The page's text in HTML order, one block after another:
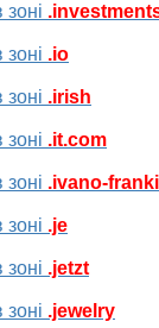
.io
.irish
.it.com
.ivano-
.je
.jetzt
.jewelry